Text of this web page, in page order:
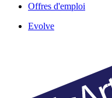
Offres d'emploi
Evolve